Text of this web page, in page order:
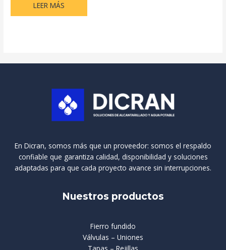
LEER MÁS
En Dicran, somos más que un proveedor: somos el respaldo
confiable que garantiza calidad, disponibilidad y soluciones
adaptadas para que cada proyecto avance sin interrupciones.
Nuestros productos
Fierro fundido
Válvulas – Uniones